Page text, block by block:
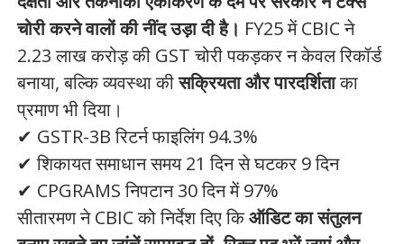
चोरी करने वालों की नींद उड़ा दी है। FY25 में CBIC ने
2.23 लाख करोड़ की GST चोरी पकड़कर न केवल रिकॉर्ड
बनाया, बल्कि व्यवस्था कीसक्रियता और पारदर्शिताका
प्रमाण भी दिया।
✔ GSTR-3B रिटर्न फाइलिंग 94.3%
✔ शिकायत समाधान समय 21 दिन से घटकर 9 दिन
✔ CPGRAMS निपटान 30 दिन में 97%
सीतारमण ने CBIC को निर्देश दिए किऑडिट का संतुलन